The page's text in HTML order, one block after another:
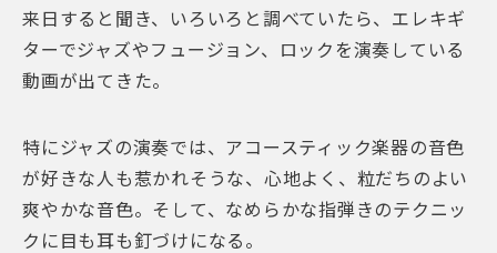
来日すると聞き、いろいろと調べていたら、エレキギ
ターでジャズやフュージョン、ロックを演奏している
動画が出てきた。
特にジャズの演奏では、アコースティック楽器の音色
が好きな人も惹かれそうな、心地よく、粒だちのよい
爽やかな音色。そして、なめらかな指弾きのテクニッ
クに目も耳も釘づけになる。